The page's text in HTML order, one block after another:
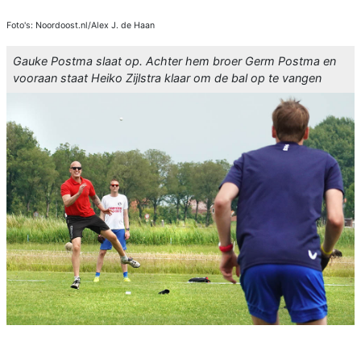
Foto's: Noordoost.nl/Alex J. de Haan
Gauke Postma slaat op. Achter hem broer Germ Postma en
vooraan staat Heiko Zijlstra klaar om de bal op te vangen